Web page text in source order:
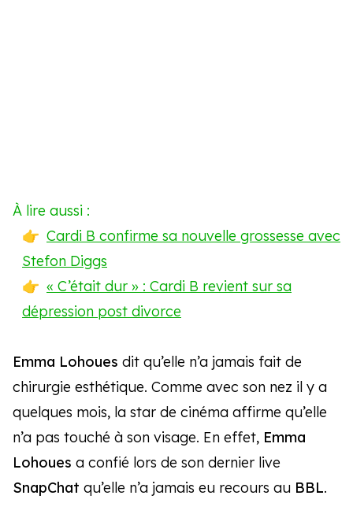
Emma Lohoues dit qu’elle n’a jamais fait de
chirurgie esthétique. Comme avec son nez il y a
quelques mois, la star de cinéma affirme qu’elle
n’a pas touché à son visage. En effet, Emma
Lohoues a confié lors de son dernier live
SnapChat qu’elle n’a jamais eu recours au BBL.
À lire aussi :
Cardi B confirme sa nouvelle grossesse avec
Stefon Diggs
« C’était dur » : Cardi B revient sur sa
dépression post divorce